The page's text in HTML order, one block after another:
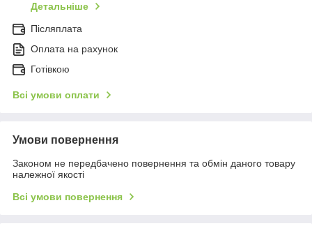
Детальніше
Післяплата
Оплата на рахунок
Готівкою
Всі умови оплати
Умови повернення
Законом не передбачено повернення та обмін даного товару
належної якості
Всі умови повернення